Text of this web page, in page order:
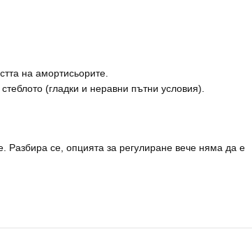
на амортисьорите.
(гладки и неравни пътни условия).
се, опцията за регулиране вече няма да е